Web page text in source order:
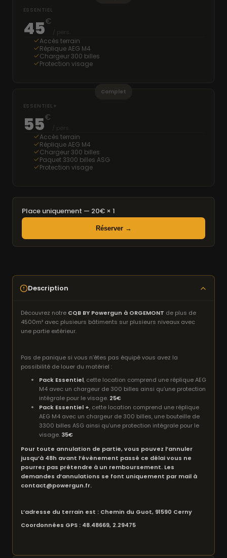
ESSENTIEL
45€
/ pers.
Accès terrain
Réplique AEG M4
Chargeur 300 billes
Protection visage
Complet
ESSENTIEL+
55€
/ pers.
Accès terrain
Réplique AEG M4
Chargeur 300 billes
Paquet 3300 billes ASG
Protection visage
Place uniquement — 20€ × 1
Réserver →
Description
Découvrez notre CQB BY Powergun à ORGEMONT de plus de
4500m² avec plusieurs bâtiments sur plusieurs niveaux avec
une partie extérieur.
Pas de panique si vous n’êtes pas équipé vous avez la
possibilité de louer du matériel :
Pack Essentiel, cette location comprend une réplique AEG
M4 avec un chargeur de 300 billes ainsi qu’une protection
intégrale pour le visage. 25€
Pack Essentiel +, cette location comprend une réplique
AEG M4 avec un chargeur de 300 billes, une bouteille de
3300 billes ASG ainsi qu’une protection intégrale pour le
visage. 35€
Pour toute annulation de partie, vous pouvez l’annuler
jusqu’à 48h avant l’évènement passé ce délai vous ne
pourrez pas prétendre à un remboursement. Les
demandes d’annulations se font uniquement par mail à
contact@powergun.fr.
L’adresse du terrain est : Chemin du Guot, 91590 Cerny
Coordonnées GPS : 48.48669, 2.29475